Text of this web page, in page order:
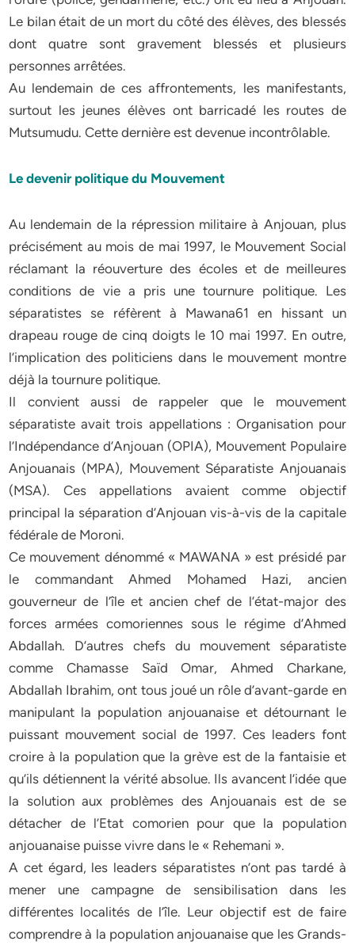
Le bilan était de un mort du côté des élèves, des blessés
dont quatre sont gravement blessés et plusieurs
personnes arrêtées.
Au lendemain de ces affrontements, les manifestants,
surtout les jeunes élèves ont barricadé les routes de
Mutsumudu. Cette dernière est devenue incontrôlable.
Le devenir politique du Mouvement
Au lendemain de la répression militaire à Anjouan, plus
précisément au mois de mai 1997, le Mouvement Social
réclamant la réouverture des écoles et de meilleures
conditions de vie a pris une tournure politique. Les
séparatistes se réfèrent à Mawana61 en hissant un
drapeau rouge de cinq doigts le 10 mai 1997. En outre,
l’implication des politiciens dans le mouvement montre
déjà la tournure politique.
Il convient aussi de rappeler que le mouvement
séparatiste avait trois appellations : Organisation pour
l’Indépendance d’Anjouan (OPIA), Mouvement Populaire
Anjouanais (MPA), Mouvement Séparatiste Anjouanais
(MSA). Ces appellations avaient comme objectif
principal la séparation d’Anjouan vis-à-vis de la capitale
fédérale de Moroni.
Ce mouvement dénommé « MAWANA » est présidé par
le commandant Ahmed Mohamed Hazi, ancien
gouverneur de l’île et ancien chef de l’état-major des
forces armées comoriennes sous le régime d’Ahmed
Abdallah. D’autres chefs du mouvement séparatiste
comme Chamasse Saïd Omar, Ahmed Charkane,
Abdallah Ibrahim, ont tous joué un rôle d’avant-garde en
manipulant la population anjouanaise et détournant le
puissant mouvement social de 1997. Ces leaders font
croire à la population que la grève est de la fantaisie et
qu’ils détiennent la vérité absolue. Ils avancent l’idée que
la solution aux problèmes des Anjouanais est de se
détacher de l’Etat comorien pour que la population
anjouanaise puisse vivre dans le « Rehemani ».
A cet égard, les leaders séparatistes n’ont pas tardé à
mener une campagne de sensibilisation dans les
différentes localités de l’île. Leur objectif est de faire
comprendre à la population anjouanaise que les Grands-